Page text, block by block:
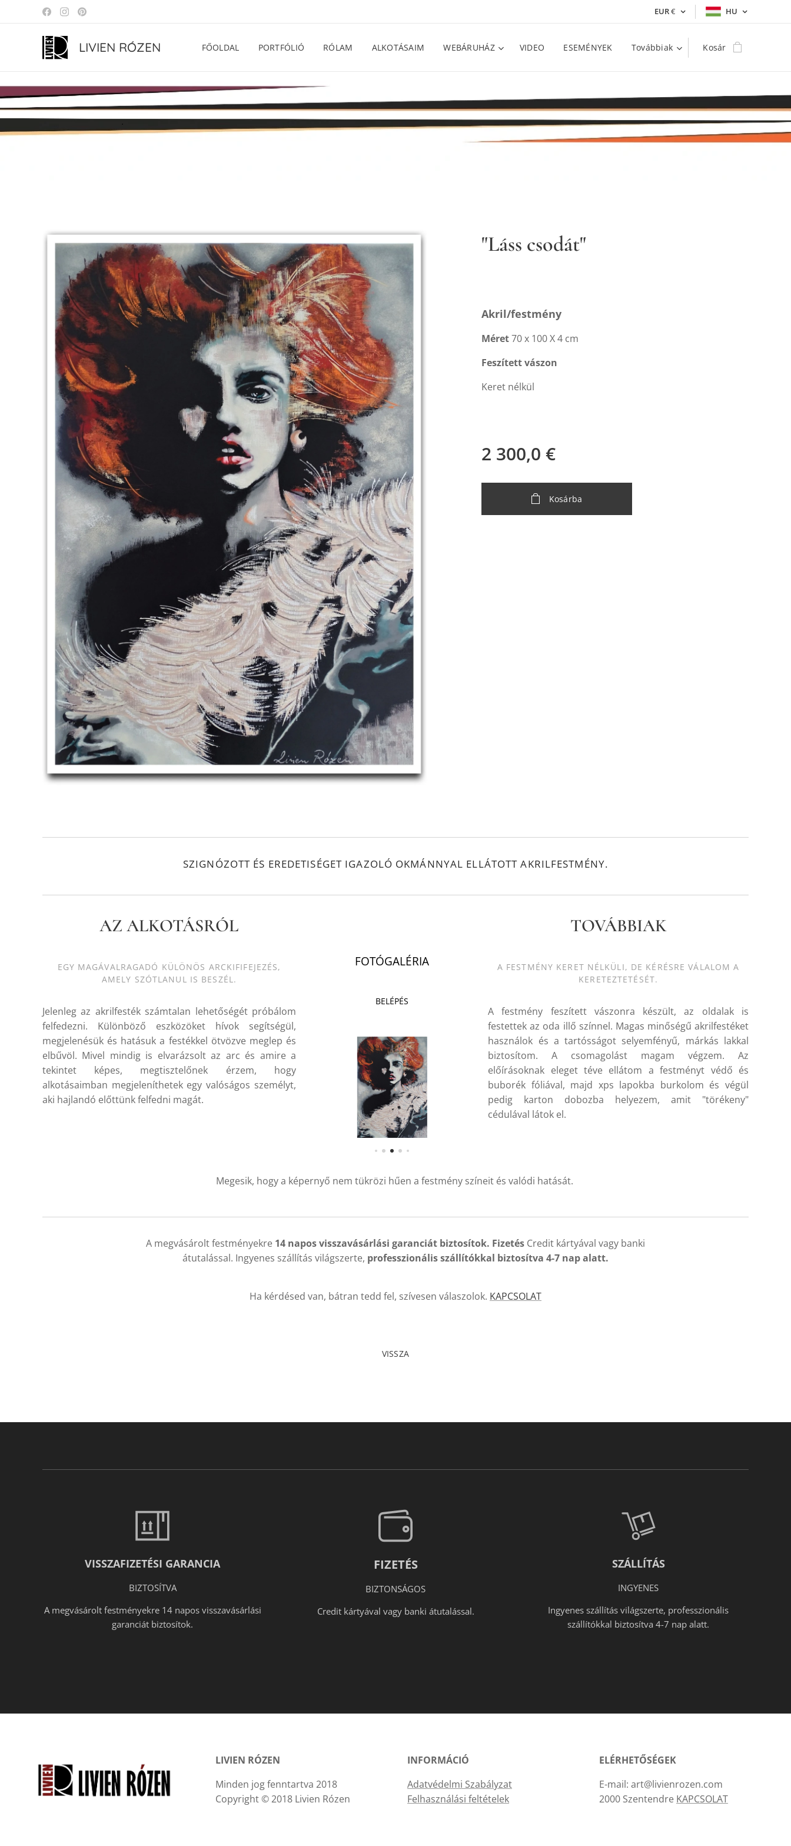
EUR€ HU
LIVIEN RÓZEN FŐOLDAL PORTFÓLIÓ RÓLAM ALKOTÁSAIM WEBÁRUHÁZ VIDEO ESEMÉNYEK Továbbiak Kosár
.
"Láss csodát"
Akril/festmény
Méret70 x 100 X 4 cm
Feszített vászon
Keret nélkül
2 300,0 €
Kosárba
SZIGNÓZOTT ÉS EREDETISÉGET IGAZOLÓ OKMÁNNYAL ELLÁTOTT AKRILFESTMÉNY.
AZ ALKOTÁSRÓL
EGY MAGÁVALRAGADÓ KÜLÖNÖS ARCKIFIFEJEZÉS,
AMELY SZÓTLANUL IS BESZÉL.
Jelenleg az akrilfesték számtalan lehetőségét próbálom
felfedezni. Különböző eszközöket hívok segítségül,
megjelenésük és hatásuk a festékkel ötvözve meglep és
elbűvöl. Mivel mindig is elvarázsolt az arc és amire a
tekintet képes, megtisztelőnek érzem, hogy
alkotásaimban megjeleníthetek egy valóságos személyt,
aki hajlandó előttünk felfedni magát.
FOTÓGALÉRIA
BELÉPÉS
TOVÁBBIAK
A FESTMÉNY KERET NÉLKÜLI, DE KÉRÉSRE VÁLALOM A
KERETEZTETÉSÉT.
A festmény feszített vászonra készült, az oldalak is
festettek az oda illő színnel. Magas minőségű akrilfestéket
használok és a tartósságot selyemfényű, márkás lakkal
biztosítom. A csomagolást magam végzem. Az
előírásoknak eleget téve ellátom a festményt védő és
buborék fóliával, majd xps lapokba burkolom és végül
pedig karton dobozba helyezem, amit "törékeny"
cédulával látok el.
Megesik, hogy a képernyő nem tükrözi hűen a festmény színeit és valódi hatását.
A megvásárolt festményekre 14 napos visszavásárlási garanciát biztosítok. Fizetés Credit kártyával vagy banki
átutalással. Ingyenes szállítás világszerte, professzionális szállítókkal biztosítva 4-7 nap alatt.
Ha kérdésed van, bátran tedd fel, szívesen válaszolok. KAPCSOLAT
VISSZA
VISSZAFIZETÉSI GARANCIA
BIZTOSÍTVA
A megvásárolt festményekre 14 napos visszavásárlási
garanciát biztosítok.
FIZETÉS
BIZTONSÁGOS
Credit kártyával vagy banki átutalással.
SZÁLLÍTÁS
INGYENES
Ingyenes szállítás világszerte, professzionális
szállítókkal biztosítva 4-7 nap alatt.
LIVIEN RÓZEN
Minden jog fenntartva 2018
Copyright © 2018 Livien Rózen
INFORMÁCIÓ
Adatvédelmi Szabályzat
Felhasználási feltételek
ELÉRHETŐSÉGEK
E-mail: art@livienrozen.com
2000 Szentendre KAPCSOLAT